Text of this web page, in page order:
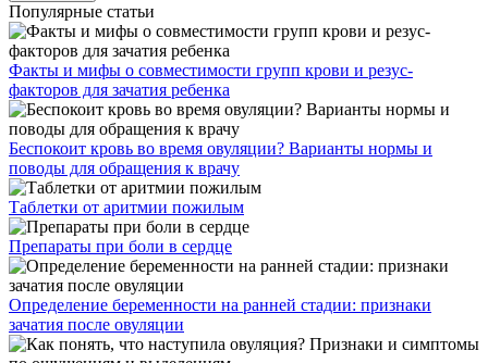
Популярные статьи
Факты и мифы о совместимости групп крови и резус-
факторов для зачатия ребенка
Беспокоит кровь во время овуляции? Варианты нормы и
поводы для обращения к врачу
Таблетки от аритмии пожилым
Препараты при боли в сердце
Определение беременности на ранней стадии: признаки
зачатия после овуляции